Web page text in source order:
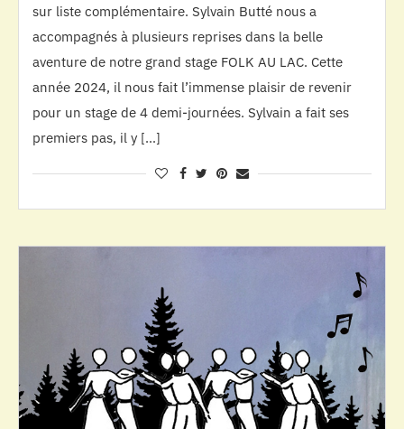
sur liste complémentaire. Sylvain Butté nous a
accompagnés à plusieurs reprises dans la belle
aventure de notre grand stage FOLK AU LAC. Cette
année 2024, il nous fait l’immense plaisir de revenir
pour un stage de 4 demi-journées. Sylvain a fait ses
premiers pas, il y […]